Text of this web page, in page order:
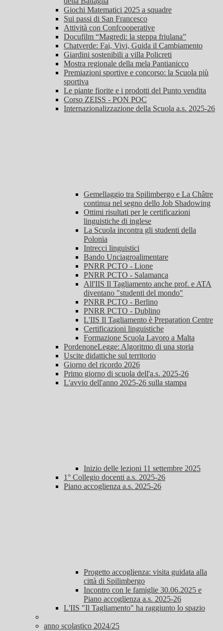
Giochi Matematici 2025 a squadre
Sui passi di San Francesco
Attività con Confcooperative
Docufilm “Magredi: la steppa friulana”
Chatverde: Fai, Vivi, Guida il Cambiamento
Giardini sostenibili a villa Policreti
Mostra regionale della mela Pantianicco
Premiazioni sportive e concorso: la Scuola più
sportiva
Le piante fiorite e i prodotti del Punto vendita
Corso ZEISS - PON POC
Internazionalizzazione della Scuola a.s. 2025-26
Gemellaggio tra Spilimbergo e La Châtre
continua nel segno dello Job Shadowing
Ottimi risultati per le certificazioni
linguistiche di inglese
La Scuola incontra gli studenti della
Polonia
Intrecci linguistici
Bando Unciagroalimentare
PNRR PCTO - Lione
PNRR PCTO - Salamanca
All'IIS Il Tagliamento anche prof. e ATA
diventano "studenti del mondo"
PNRR PCTO - Berlino
PNRR PCTO - Dublino
L'IIS Il Tagliamento è Preparation Centre
Certificazioni linguistiche
Formazione Scuola Lavoro a Malta
PordenoneLegge: Algoritmo di una storia
Uscite didattiche sul territorio
Giorno del ricordo 2026
Primo giorno di scuola dell'a.s. 2025-26
L'avvio dell'anno 2025-26 sulla stampa
Inizio delle lezioni 11 settembre 2025
1° Collegio docenti a.s. 2025-26
Piano accoglienza a.s. 2025-26
Progetto accoglienza: visita guidata alla
città di Spilimbergo
Incontro con le famiglie 30.06.2025 e
Piano accoglienza a.s. 2025-26
L'IIS "Il Tagliamento" ha raggiunto lo spazio
anno scolastico 2024/25